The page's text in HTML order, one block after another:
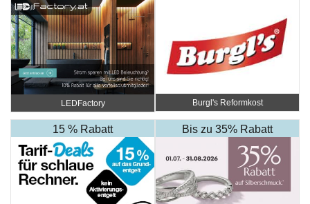
LEDFactory Burgl's Reformkost
15 % Rabatt Bis zu 35% Rabatt